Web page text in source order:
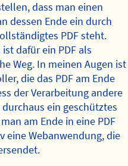
dass man einen
dessen Ende ein durch
PDF steht.
dafür ein PDF als
Weg. In meinen Augen ist
die das PDF am Ende
der Verarbeitung andere
ein geschütztes
am Ende in eine PDF
eine Webanwendung, die